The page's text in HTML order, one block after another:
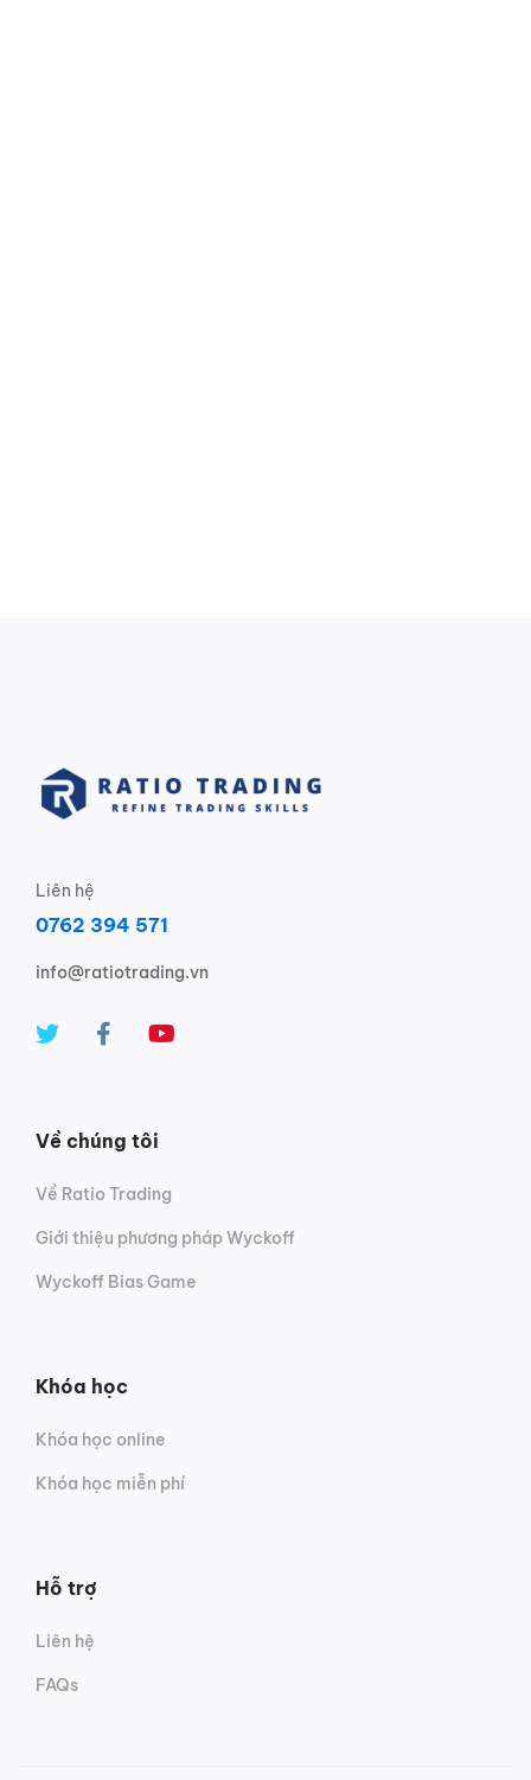
Liên hệ
0762 394 571
info@ratiotrading.vn
Về chúng tôi
Về Ratio Trading
Giới thiệu phương pháp Wyckoff
Wyckoff Bias Game
Khóa học
Khóa học online
Khóa học miễn phí
Hỗ trợ
Liên hệ
FAQs